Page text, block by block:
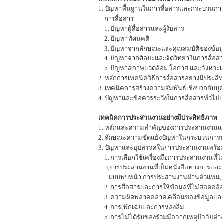
1. ปัญหาพื้นฐานในการสื่อสารและกระบวน
การสื่อสาร
1. ปัญหาผู้สื่อสารและผู้รับสาร
2. ปัญหาทัศนคติ
3. ปัญหาจากลักษณะและคุณสมบัติของข้อ
4. ปัญหาจากศิลปะและจิตวิทยาในการสื่อส
5. ปัญหาสภาพแวดล้อม โอกาส และจังหวะ
2. หลักการเทคนิควิธีการสื่อสารอย่างมีประสิ
3. เทคนิคการสร้างความสัมพันธ์เชิงบวกกับบุ
4. ปัญหาและข้อควรระวังในการสื่อสารทั่วไป
เทคนิคการประสานงานอย่างมีประสิทธิภาพ
1. หลักและความสําคัญของการประสานงาน
2. ลักษณะความขัดแย้งปัญหาในกระบวนการ
3. ปัญหาและอุปสรรคในการประสานงานพ
1. การเลือกใช้เครื่องมือการประสานงานที่
(การประสานงานที่เป็นหนังสือทางการแล
แบบพบหน้า,การประสานงานผ่านตัวแทน
2. การสื่อสารและการให้ข้อมูลที่ไม่สอดคล้
3. ความผิดพลาดคลาดเคลื่อนของข้อมูลแล
4. การเพิกเฉยและการหลงลืม
5. การไม่ได้รับของร่วมมือจากเหตุปัจจัยต่า